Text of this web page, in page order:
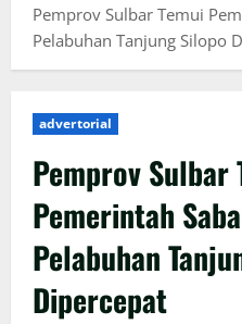
Pemprov Sulbar Temui
Pelabuhan Tanjung Silopo
advertorial
Pemprov Sulbar
Pemerintah
Pelabuhan
Dipercepat